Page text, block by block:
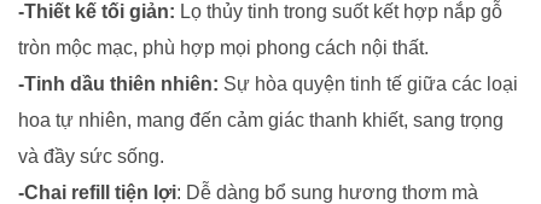
-Thiết kế tối giản: Lọ thủy tinh trong suốt kết hợp nắp gỗ
tròn mộc mạc, phù hợp mọi phong cách nội thất.
-Tinh dầu thiên nhiên: Sự hòa quyện tinh tế giữa các loại
hoa tự nhiên, mang đến cảm giác thanh khiết, sang trọng
và đầy sức sống.
-Chai refill tiện lợi: Dễ dàng bổ sung hương thơm mà